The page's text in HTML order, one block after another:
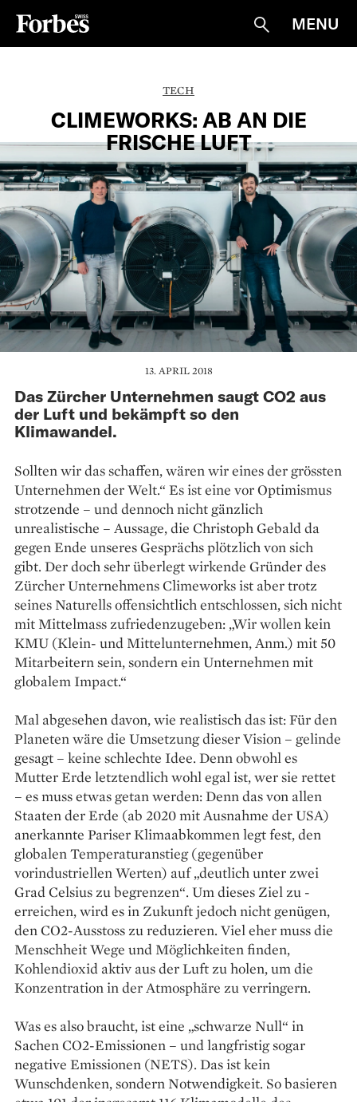
Suche
MENU
TECH
CLIMEWORKS: AB AN DIE
FRISCHE LUFT
13. APRIL 2018
Das Zürcher Unternehmen saugt CO2 aus
der Luft und bekämpft so den
Klimawandel.
Sollten wir das schaffen, wären wir eines der grössten
Unternehmen der Welt.“ Es ist eine vor Optimismus
strotzende – und dennoch nicht gänzlich
unrealistische – Aussage, die Christoph Gebald da
gegen Ende unseres Gesprächs plötzlich von sich
gibt. Der doch sehr überlegt wirkende Gründer des
Zürcher Unternehmens Climeworks ist aber trotz
seines Naturells offensichtlich entschlossen, sich nicht
mit Mittelmass zufriedenzugeben: „Wir wollen kein
KMU (Klein- und Mittelunternehmen, Anm.) mit 50
Mitarbeitern sein, sondern ein Unternehmen mit
globalem Impact.“
Mal abgesehen davon, wie ­realistisch das ist: Für den
­Planeten wäre die Umsetzung dieser ­Vision – gelinde
gesagt – keine schlechte Idee. Denn obwohl es
Mutter Erde letztendlich wohl egal ist, wer sie rettet
– es muss etwas getan werden: Denn das von allen
Staaten der Erde (ab 2020 mit Ausnahme der USA)
anerkannte Pariser Klimaabkommen legt fest, den
globalen Temperaturanstieg (gegenüber
vorindustriellen ­Werten) auf „deutlich unter zwei
Grad ­Celsius zu begrenzen“. Um dieses Ziel zu ­
erreichen, wird es in Zukunft ­jedoch nicht genügen,
den CO2-Ausstoss zu ­reduzieren. Viel eher muss die
Menschheit Wege und Möglichkeiten finden,
Kohlendioxid aktiv aus der Luft zu ­holen, um die
Konzentration in der ­Atmosphäre zu verringern.
Was es also braucht, ist eine „schwarze Null“ in
Sachen CO2-­Emissionen – und langfristig sogar
negative Emissionen (NETS). Das ist kein
Wunschdenken, sondern Notwendigkeit. So basieren